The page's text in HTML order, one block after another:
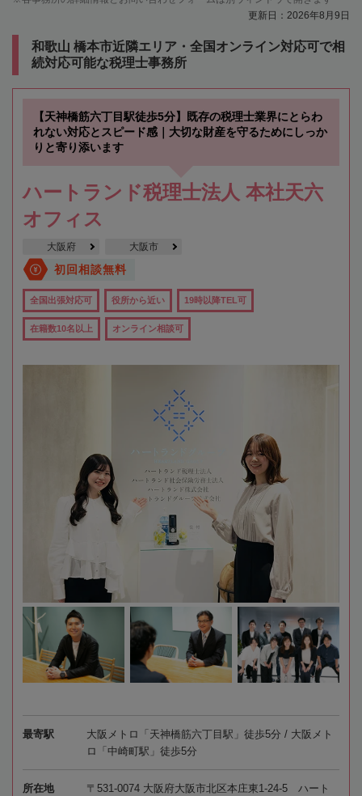
更新日：2026年8月9日
和歌山 橋本市近隣エリア・全国オンライン対応可で相
続対応可能な税理士事務所
【天神橋筋六丁目駅徒歩5分】既存の税理士業界にとらわ
れない対応とスピード感｜大切な財産を守るためにしっか
りと寄り添います
ハートランド税理士法人 本社天六
オフィス
大阪府 大阪市
初回相談無料
全国出張対応可 役所から近い 19時以降TEL可
在籍数10名以上 オンライン相談可
最寄駅
大阪メトロ「天神橋筋六丁目駅」徒歩5分 / 大阪メト
ロ「中崎町駅」徒歩5分
所在地
〒531-0074 大阪府大阪市北区本庄東1-24-5 ハート